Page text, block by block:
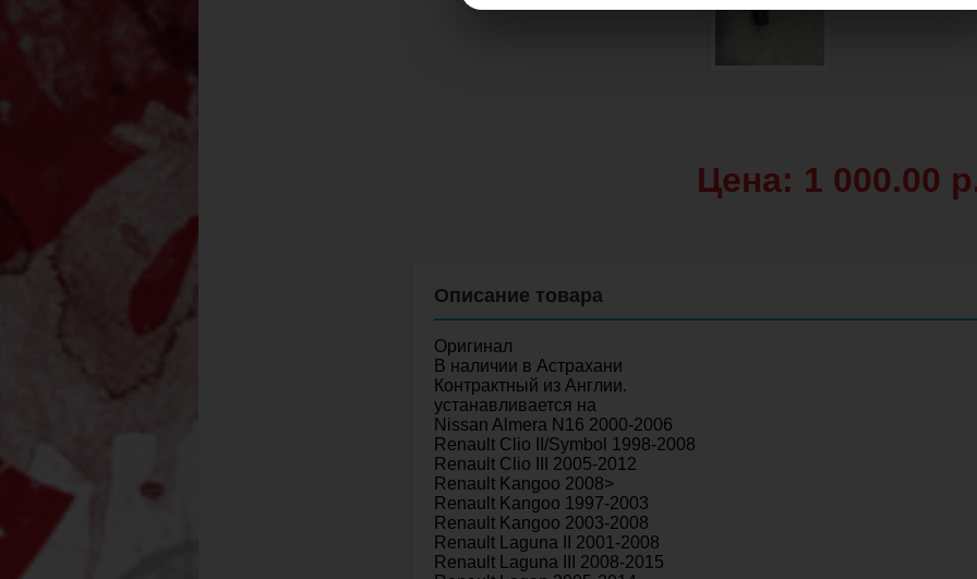
Цена: 1 000.00
Оригинал
В наличии в Астрахани
Контрактный из Англии.
устанавливается на
Nissan Almera N16 2000-2006
Renault Clio II/Symbol 1998-2008
Renault Clio III 2005-2012
Renault Kangoo 2008>
Renault Kangoo 1997-2003
Renault Kangoo 2003-2008
Renault Laguna II 2001-2008
Renault Laguna III 2008-2015